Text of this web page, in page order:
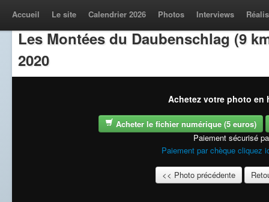
Accueil Le site Calendrier 2026 Photos Interviews
Les Montées du Daubenschlag (9
2020
Achetez votre photo en
Acheter le fichier numérique (5 euros)
Paiement sécurisé
Paiement par chèque cliquez
<< Photo précédente